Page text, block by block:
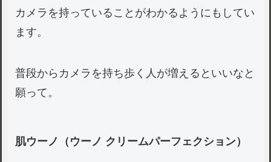
カメラを持っていることがわかるようにもしてい
ます。
普段からカメラを持ち歩く人が増えるといいなと
願って。
肌ウーノ（ウーノ クリームパーフェクション）